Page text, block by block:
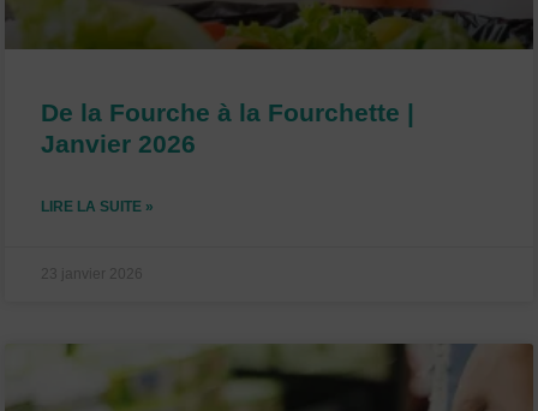
De la Fourche à la Fourchette |
Janvier 2026
LIRE LA SUITE »
23 janvier 2026